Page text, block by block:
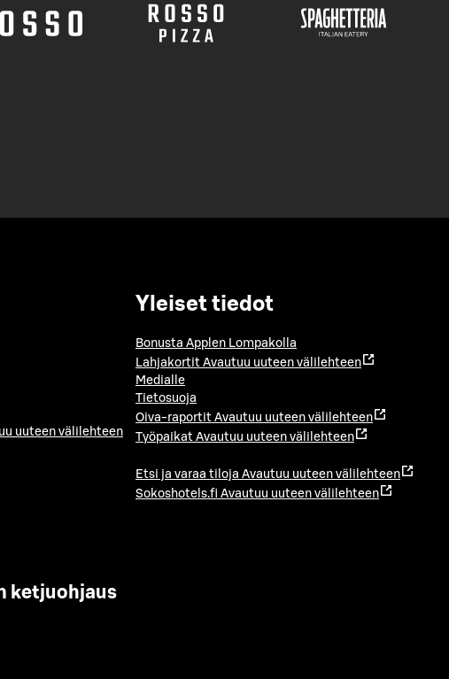
uuteen välilehteen
Yleiset tiedot
Bonusta Applen Lompakolla
Lahjakortit Avautuu uuteen välilehteen
Medialle
Tietosuoja
Oiva-raportit Avautuu uuteen välilehteen
Työpaikat Avautuu uuteen välilehteen
Etsi ja varaa tiloja Avautuu uuteen välilehteen
Sokoshotels.fi Avautuu uuteen välilehteen
ketjuohjaus